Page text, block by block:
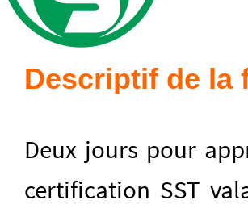
Descriptif de la
Deux jours pour
certification SST